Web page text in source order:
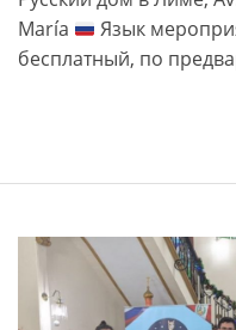
María
Язык
бесплатный, по